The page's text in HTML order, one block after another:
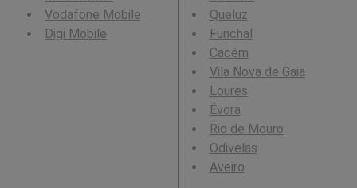
Vodafone Mobile
Digi Mobile
Queluz
Funchal
Cacém
Vila Nova de Gaia
Loures
Évora
Rio de Mouro
Odivelas
Aveiro